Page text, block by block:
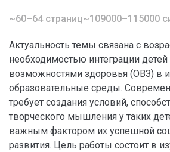
~60–64 страниц~109000–115000
Актуальность темы связана с
необходимостью интеграции
возможностями здоровья (ОВЗ) в
образовательные среды.
требует создания условий,
творческого мышления у таких
важным фактором их успешной
развития. Цель работы состоит в